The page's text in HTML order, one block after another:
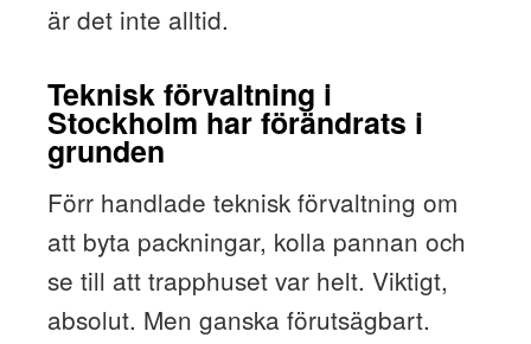
är det inte alltid.
Teknisk förvaltning i
Stockholm har förändrats i
grunden
Förr handlade teknisk förvaltning om
att byta packningar, kolla pannan och
se till att trapphuset var helt. Viktigt,
absolut. Men ganska förutsägbart.